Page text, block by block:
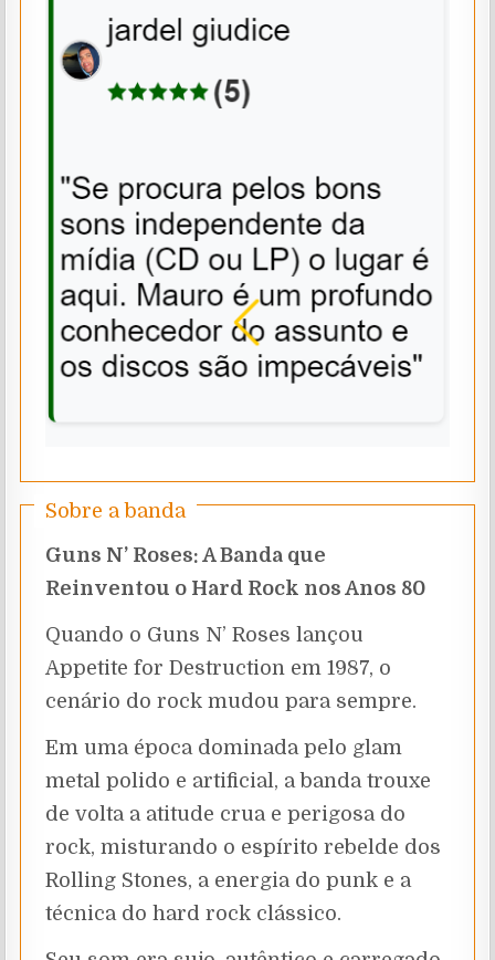
Sobre a banda
Guns N’ Roses: A Banda que
Reinventou o Hard Rock nos Anos 80
Quando o Guns N’ Roses lançou
Appetite for Destruction em 1987, o
cenário do rock mudou para sempre.
Em uma época dominada pelo glam
metal polido e artificial, a banda trouxe
de volta a atitude crua e perigosa do
rock, misturando o espírito rebelde dos
Rolling Stones, a energia do punk e a
técnica do hard rock clássico.